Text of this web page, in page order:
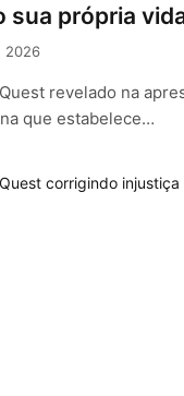
sua própria
2026
revelado na
que estabelece…